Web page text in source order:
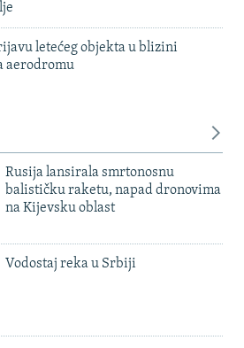
letećeg objekta u blizini
aerodromu
Rusija lansirala smrtonosnu
balističku raketu, napad dronovima
na Kijevsku oblast
Vodostaj reka u Srbiji